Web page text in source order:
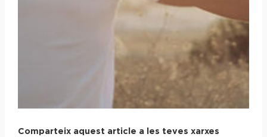
Comparteix aquest article a les teves xarxes